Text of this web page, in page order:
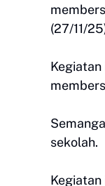
(27/11/
sekolah.
Kegiatan